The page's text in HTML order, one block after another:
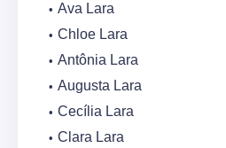
Ava Lara
Chloe Lara
Antônia Lara
Augusta Lara
Cecília Lara
Clara Lara